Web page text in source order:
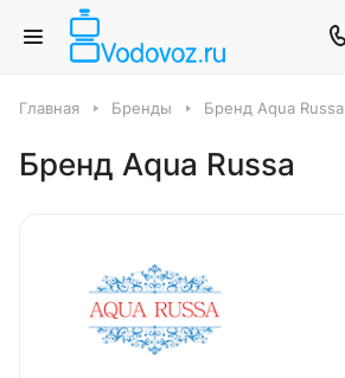
Главная Бренды Бренд Aqua Russa
Бренд Aqua Russa